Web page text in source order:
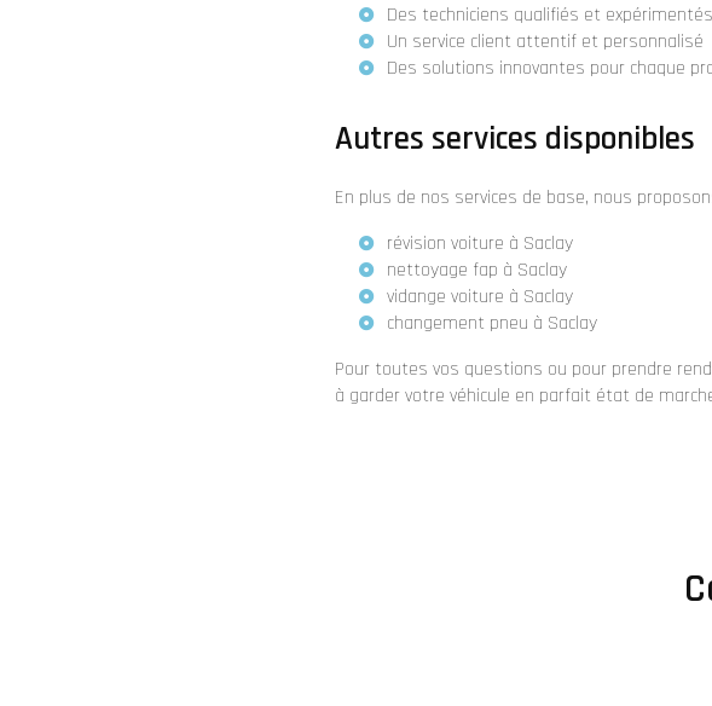
Des techniciens qualifiés et expérimentés
Un service client attentif et personnalisé
Des solutions innovantes pour chaque
Autres services disponibles
En plus de nos services de base, nous
révision voiture à Saclay
nettoyage fap à Saclay
vidange voiture à Saclay
changement pneu à Saclay
Pour toutes vos questions ou pour prendre
à garder votre véhicule en parfait état de